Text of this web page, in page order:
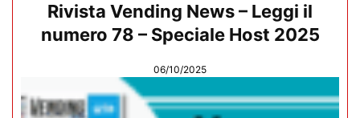
Rivista Vending News – Leggi il
numero 78 – Speciale Host 2025
06/10/2025